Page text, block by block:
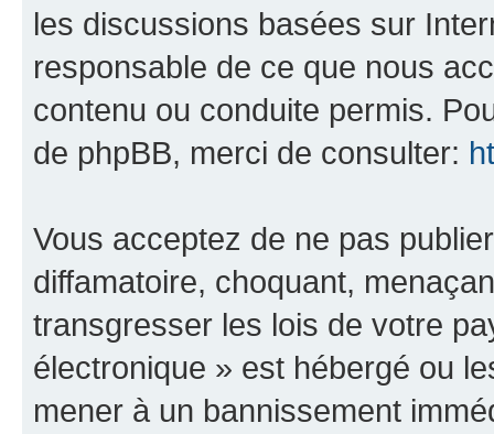
les discussions basées sur
responsable de ce que nous
contenu ou conduite permis.
de phpBB, merci de consulter:
Vous acceptez de ne pas
diffamatoire, choquant,
transgresser les lois de votre
électronique » est hébergé ou
mener à un bannissement